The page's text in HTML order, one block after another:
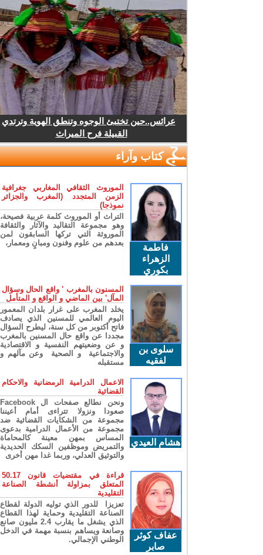
عرائس..حين تختبئ الوجوه وتنطق الهوية وترتدي
القبيلة فرح الميراث
كتاب وآراء
فاطمة
الزهراء
بكوري
الموروث الثقافي المغاربي جغرافية
الزمن المتجدد (المغرب والجزائر
نموذجا)
التراث أو الموروث كلمة عربية فصيحة،
وهو مجموعة التقاليد والآثار والثقافة
الموروثة التي تركها السابقون لمن
بعدهم من علوم وفنون ومبانٍ ومعمار،
سلوى بن
لفقيه
المسنون بالمغرب ' واقع الحال وسؤال
المآل' بين الماضي و الواقع و المتأمل
يخلد المغرب على غرار بلدان المعمور
اليوم العالمي للمسنين الذي يصادف
فاتح أكتوبر من كل سنة، ليطرح السؤال
مجددا عن واقع حال المسنين بالمغرب
و عن وضعيتهم النفسية و الاقتصادية
والاجتماعية و الصحية وعن مآلهم و
مستقبله
هشام العيدي
الاعمال الدرامية الرمضانية والاحكام
القضائية
ونحن نطالع صفحات ال Facebook
صعودا ونزولا تتراءى أمام أعيننا
مجموعة من الشكايات القضائية ضد
مجموعة من الأعمال الدرامية بدعوى
المساس بمهن معينة كالمحاماة
والتمريض وموظفين السكك الحديدية
والتوثيق العدلي، وربما غدا مهن أخرى
عفاف كوثر
صابر
قراءة في مقتضيات قانون 50.17
المتعلق بمزاولة أنشطة الصناعة
التقليدية
تعزيزا للدور الذي توليه الدولة لقطاع
الصناعة التقليدية وحماية لهذا القطاع
الذي يشغل ما يقارب 2.4 مليون صانع
وصانعة ويساهم بنسبة مهمة في الدخل
الوطني الإجمالي.